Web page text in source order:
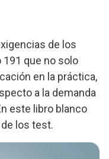
de los
que no solo
en la práctica,
a la demanda
este libro blanco
los test.